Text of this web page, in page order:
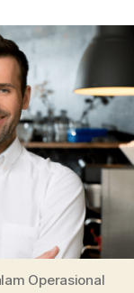
Operasional